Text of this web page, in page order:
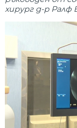
хирург д-р Ралф